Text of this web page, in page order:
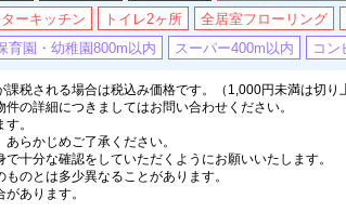
ーキッチン トイレ2ヶ所 全居室フローリング
育園・幼稚園800m以内 スーパー400m以内 コン
税される場合は税込み価格です。（1,000円未満は切り
の詳細につきましてはお問い合わせください。
。
らかじめご了承ください。
十分な確認をしていただくようにお願いいたします。
のとは多少異なることがあります。
あります。